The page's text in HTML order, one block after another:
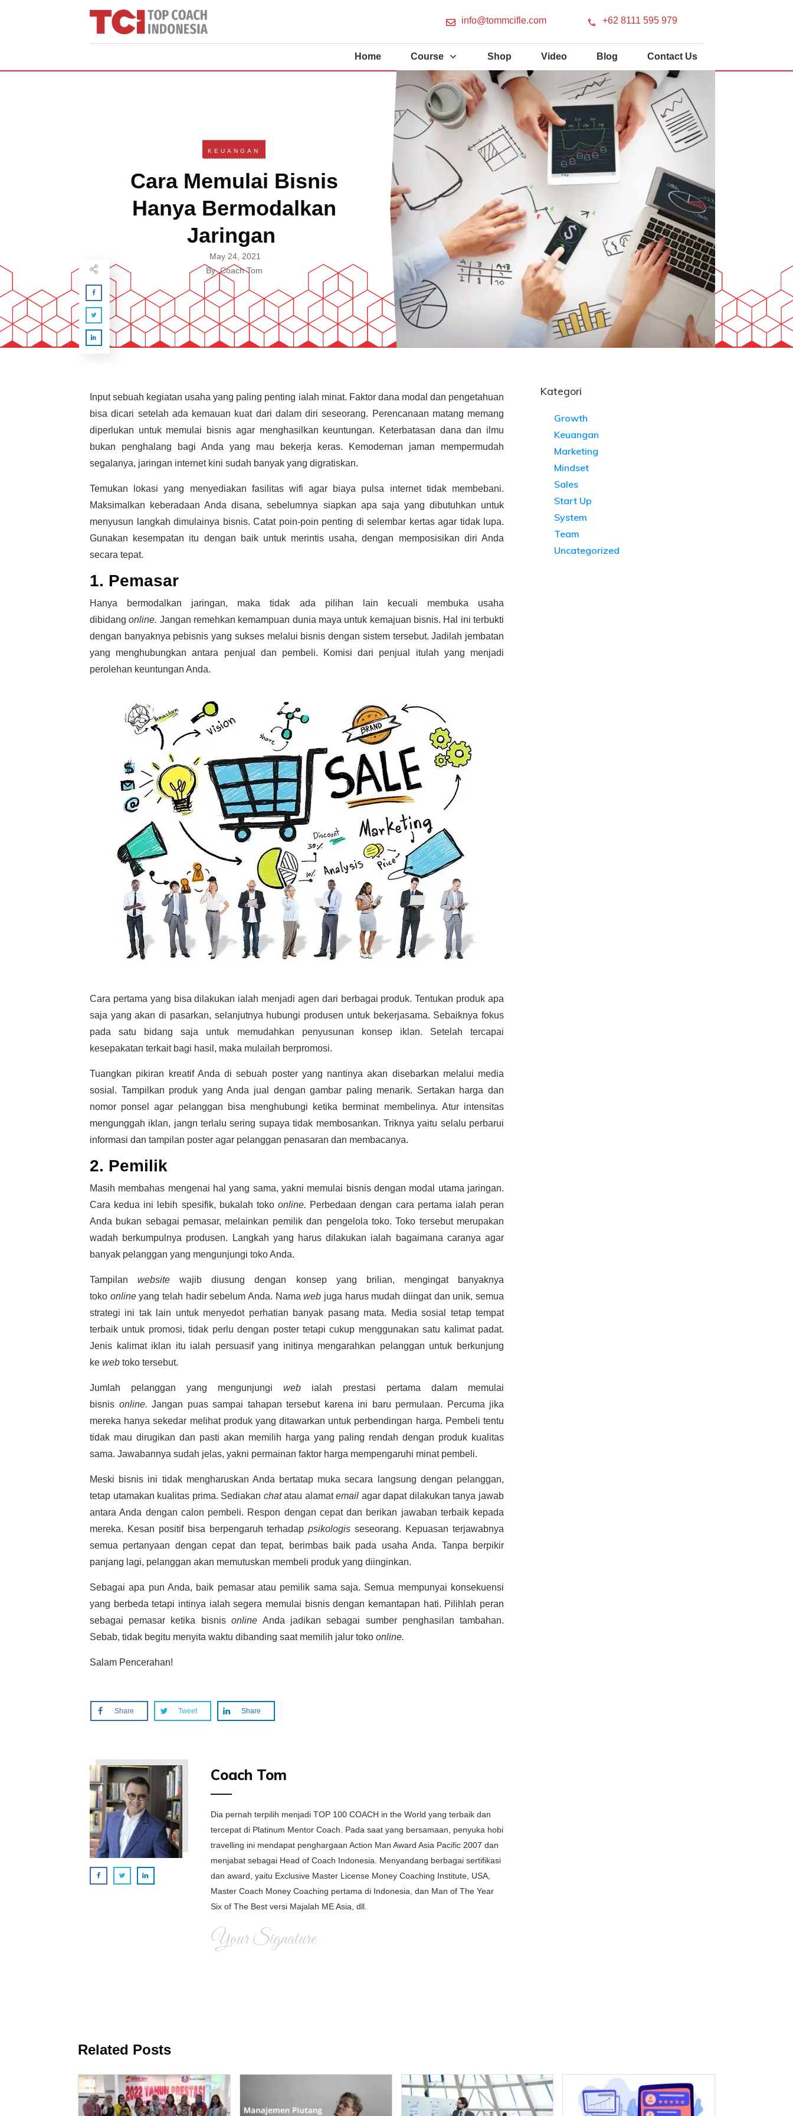
info@tommcifle.com +62 8111 595 979
Home Course Shop Video Blog Contact Us
KEUANGAN
Cara Memulai Bisnis
Hanya Bermodalkan
Jaringan
May 24, 2021
ByCoach Tom
Input sebuah kegiatan usaha yang paling penting ialah minat. Faktor dana modal dan pengetahuan
bisa dicari setelah ada kemauan kuat dari dalam diri seseorang. Perencanaan matang memang
diperlukan untuk memulai bisnis agar menghasilkan keuntungan. Keterbatasan dana dan ilmu
bukan penghalang bagi Anda yang mau bekerja keras. Kemodernan jaman mempermudah
segalanya, jaringan internet kini sudah banyak yang digratiskan.
Temukan lokasi yang menyediakan fasilitas wifi agar biaya pulsa internet tidak membebani.
Maksimalkan keberadaan Anda disana, sebelumnya siapkan apa saja yang dibutuhkan untuk
menyusun langkah dimulainya bisnis. Catat poin-poin penting di selembar kertas agar tidak lupa.
Gunakan kesempatan itu dengan baik untuk merintis usaha, dengan memposisikan diri Anda
secara tepat.
1. Pemasar
Hanya bermodalkan jaringan, maka tidak ada pilihan lain kecuali membuka usaha
dibidangonline. Jangan remehkan kemampuan dunia maya untuk kemajuan bisnis. Hal ini terbukti
dengan banyaknya pebisnis yang sukses melalui bisnis dengan sistem tersebut. Jadilah jembatan
yang menghubungkan antara penjual dan pembeli. Komisi dari penjual itulah yang menjadi
perolehan keuntungan Anda.
Cara pertama yang bisa dilakukan ialah menjadi agen dari berbagai produk. Tentukan produk apa
saja yang akan di pasarkan, selanjutnya hubungi produsen untuk bekerjasama. Sebaiknya fokus
pada satu bidang saja untuk memudahkan penyusunan konsep iklan. Setelah tercapai
kesepakatan terkait bagi hasil, maka mulailah berpromosi.
Tuangkan pikiran kreatif Anda di sebuah poster yang nantinya akan disebarkan melalui media
sosial. Tampilkan produk yang Anda jual dengan gambar paling menarik. Sertakan harga dan
nomor ponsel agar pelanggan bisa menghubungi ketika berminat membelinya. Atur intensitas
mengunggah iklan, jangn terlalu sering supaya tidak membosankan. Triknya yaitu selalu perbarui
informasi dan tampilan poster agar pelanggan penasaran dan membacanya.
2. Pemilik
Masih membahas mengenai hal yang sama, yakni memulai bisnis dengan modal utama jaringan.
Cara kedua ini lebih spesifik, bukalah tokoonline. Perbedaan dengan cara pertama ialah peran
Anda bukan sebagai pemasar, melainkan pemilik dan pengelola toko. Toko tersebut merupakan
wadah berkumpulnya produsen. Langkah yang harus dilakukan ialah bagaimana caranya agar
banyak pelanggan yang mengunjungi toko Anda.
Tampilanwebsitewajib diusung dengan konsep yang brilian, mengingat banyaknya
toko onlineyang telah hadir sebelum Anda. Namaweb juga harus mudah diingat dan unik, semua
strategi ini tak lain untuk menyedot perhatian banyak pasang mata. Media sosial tetap tempat
terbaik untuk promosi, tidak perlu dengan poster tetapi cukup menggunakan satu kalimat padat.
Jenis kalimat iklan itu ialah persuasif yang initinya mengarahkan pelanggan untuk berkunjung
ke web toko tersebut.
Jumlah pelanggan yang mengunjungi web ialah prestasi pertama dalam memulai
bisnis online. Jangan puas sampai tahapan tersebut karena ini baru permulaan. Percuma jika
mereka hanya sekedar melihat produk yang ditawarkan untuk perbendingan harga. Pembeli tentu
tidak mau dirugikan dan pasti akan memilih harga yang paling rendah dengan produk kualitas
sama. Jawabannya sudah jelas, yakni permainan faktor harga mempengaruhi minat pembeli.
Meski bisnis ini tidak mengharuskan Anda bertatap muka secara langsung dengan pelanggan,
tetap utamakan kualitas prima. Sediakan chatatau alamatemail agar dapat dilakukan tanya jawab
antara Anda dengan calon pembeli. Respon dengan cepat dan berikan jawaban terbaik kepada
mereka. Kesan positif bisa berpengaruh terhadappsikologisseseorang. Kepuasan terjawabnya
semua pertanyaan dengan cepat dan tepat, berimbas baik pada usaha Anda. Tanpa berpikir
panjang lagi, pelanggan akan memutuskan membeli produk yang diinginkan.
Sebagai apa pun Anda, baik pemasar atau pemilik sama saja. Semua mempunyai konsekuensi
yang berbeda tetapi intinya ialah segera memulai bisnis dengan kemantapan hati. Pilihlah peran
sebagai pemasar ketika bisnis onlineAnda jadikan sebagai sumber penghasilan tambahan.
Sebab, tidak begitu menyita waktu dibanding saat memilih jalur toko online.
Salam Pencerahan!
Share Tweet Share
Coach Tom
Dia pernah terpilih menjadi TOP 100 COACH in the World yang terbaik dan
tercepat di Platinum Mentor Coach. Pada saat yang bersamaan, penyuka hobi
travelling ini mendapat penghargaan Action Man Award Asia Pacific 2007 dan
menjabat sebagai Head of Coach Indonesia. Menyandang berbagai sertifikasi
dan award, yaitu Exclusive Master License Money Coaching Institute, USA,
Master Coach Money Coaching pertama di Indonesia, dan Man of The Year
Six of The Best versi Majalah ME Asia, dll.
Your Signature
Kategori
Growth
Keuangan
Marketing
Mindset
Sales
Start Up
System
Team
Uncategorized
Related Posts